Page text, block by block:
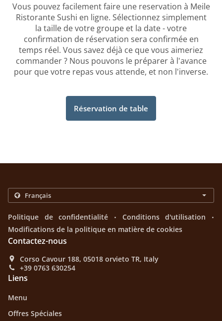
Vous pouvez facilement faire une reservation à Meile
Ristorante Sushi en ligne. Sélectionnez simplement
la taille de votre groupe et la date - votre
confirmation de réservation sera confirmée en
temps réel. Vous savez déjà ce que vous aimeriez
commander ? Nous pouvons le préparer à l'avance
pour que votre repas vous attende, et non l'inverse.
Réservation de table
Politique de confidentialité . Conditions d'utilisation .
Modifications de la politique en matière de cookies
Contactez-nous
Corso Cavour 188, 05018 orvieto TR, Italy
+39 0763 630254
Liens
Menu
Offres Spéciales